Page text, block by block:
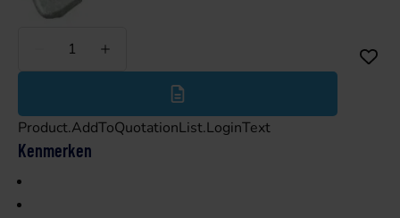
Product.AddToQuotationList.LoginText
Kenmerken